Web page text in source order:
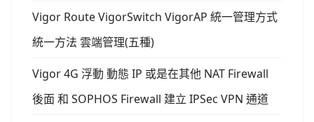
Vigor Route VigorSwitch VigorAP 統一管理方式
統一方法 雲端管理(五種)
Vigor 4G 浮動 動態 IP 或是在其他 NAT Firewall
後面 和 SOPHOS Firewall 建立 IPSec VPN 通道